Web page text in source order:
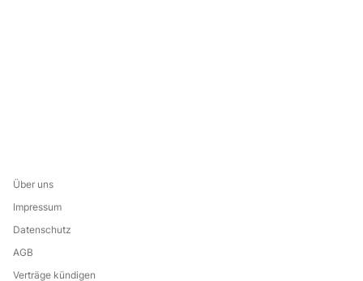
Über uns
Impressum
Datenschutz
AGB
Verträge kündigen